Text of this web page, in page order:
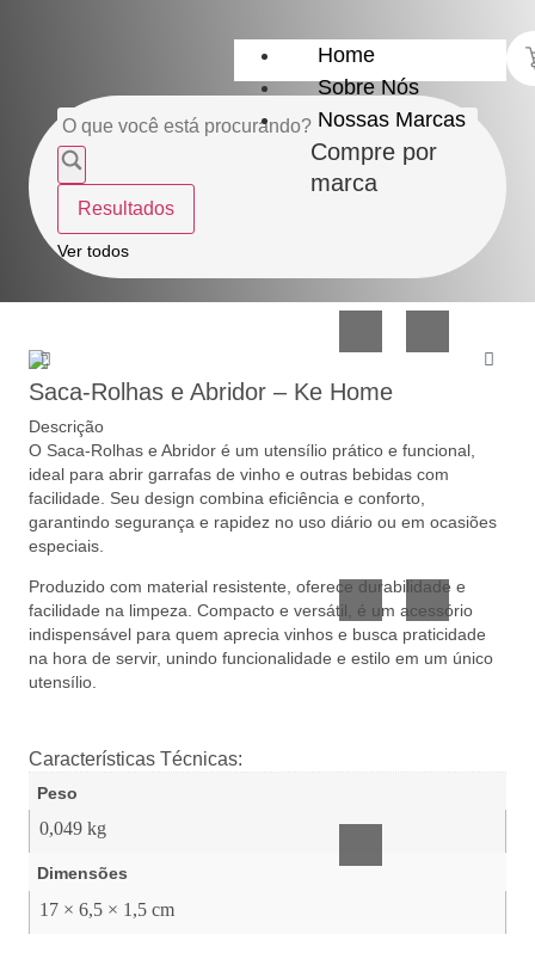
Home
Sobre Nós
Nossas Marcas
Compre por
marca
Lar
Organização
Utilidades
de
Confeitaria
e
Acessórios
Resultados
Ver todos
Saca-Rolhas e Abridor – Ke Home
Descrição
O Saca-Rolhas e Abridor é um utensílio prático e funcional,
ideal para abrir garrafas de vinho e outras bebidas com
facilidade. Seu design combina eficiência e conforto,
garantindo segurança e rapidez no uso diário ou em ocasiões
especiais.
Produzido com material resistente, oferece durabilidade e
facilidade na limpeza. Compacto e versátil, é um acessório
indispensável para quem aprecia vinhos e busca praticidade
na hora de servir, unindo funcionalidade e estilo em um único
utensílio.
Características Técnicas:
Peso
0,049 kg
Dimensões
17 × 6,5 × 1,5 cm